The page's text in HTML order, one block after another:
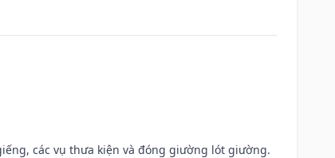
các vụ thưa kiện và đóng giường lót giường.